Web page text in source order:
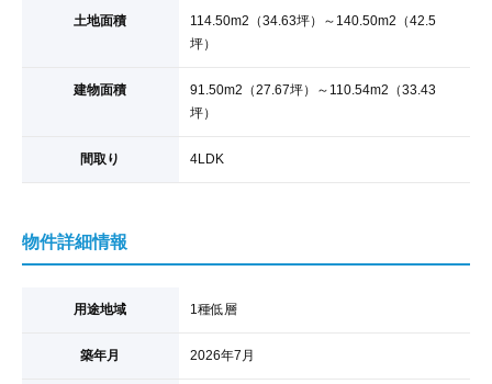
土地面積 114.50m2 （34.63坪） ～140.50m2 （42.5
坪）
建物面積 91.50m2 （27.67坪） ～110.54m2 （33.43
坪）
間取り 4LDK
物件詳細情報
用途地域 1種低層
築年月 2026年7月